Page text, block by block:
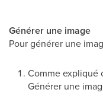
Générer une image
Pour générer une
Comme expliqué
Générer une